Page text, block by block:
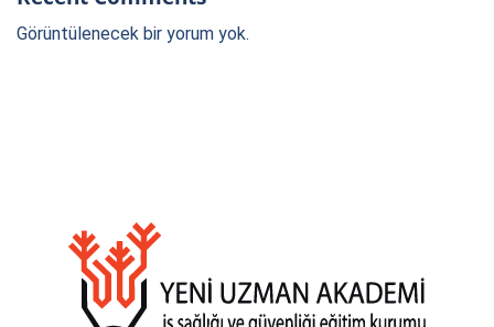
Görüntülenecek bir yorum yok.